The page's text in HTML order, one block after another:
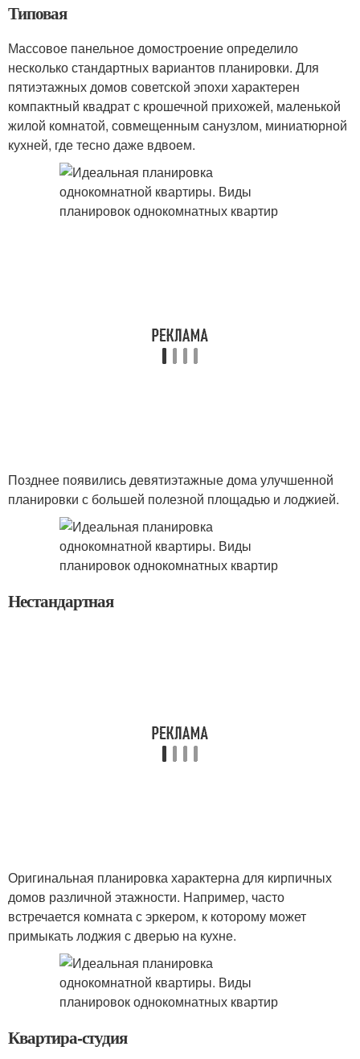
Типовая
Массовое панельное домостроение определило
несколько стандартных вариантов планировки. Для
пятиэтажных домов советской эпохи характерен
компактный квадрат с крошечной прихожей, маленькой
жилой комнатой, совмещенным санузлом, миниатюрной
кухней, где тесно даже вдвоем.
Позднее появились девятиэтажные дома улучшенной
планировки с большей полезной площадью и лоджией.
Нестандартная
Оригинальная планировка характерна для кирпичных
домов различной этажности. Например, часто
встречается комната с эркером, к которому может
примыкать лоджия с дверью на кухне.
Квартира-студия